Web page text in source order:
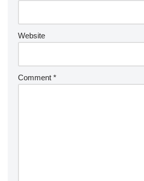
Website
Comment *